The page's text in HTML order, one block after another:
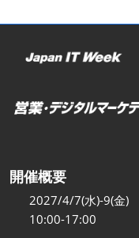
む
開催概要
2027/4/7(水)-9(金)
10:00-17:00